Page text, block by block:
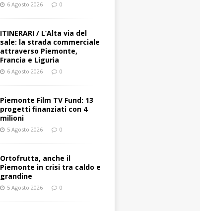
6 Agosto 2026 0
ITINERARI / L’Alta via del
sale: la strada commerciale
attraverso Piemonte,
Francia e Liguria
6 Agosto 2026 0
Piemonte Film TV Fund: 13
progetti finanziati con 4
milioni
5 Agosto 2026 0
Ortofrutta, anche il
Piemonte in crisi tra caldo e
grandine
5 Agosto 2026 0